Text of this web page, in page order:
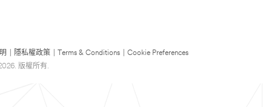
隱私權政策 Terms & Conditions
Cookie Preferences
版權所有.